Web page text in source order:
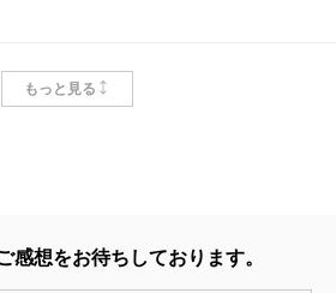
ぜひ本書を読んで確かめてみ
打小説だ
音が消えるまで―第1部 風浪編―
28
もっと見る
感想をお待ちしております。